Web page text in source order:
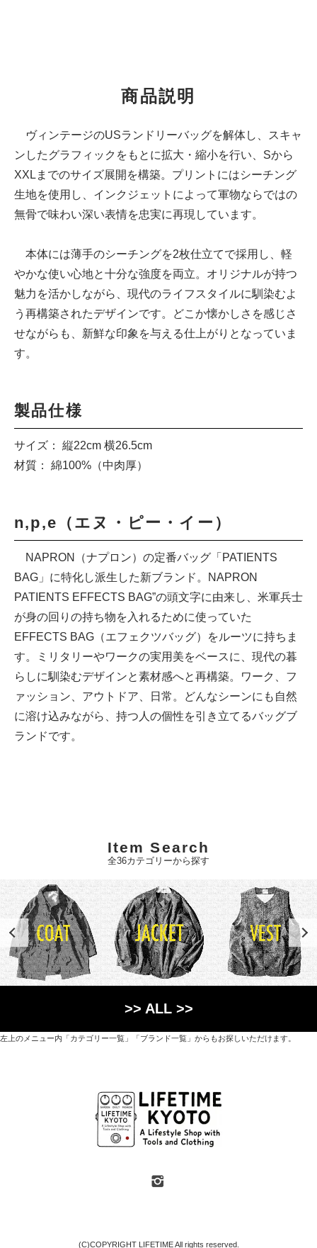
商品説明
ヴィンテージのUSランドリーバッグを解体し、スキャ
ンしたグラフィックをもとに拡大・縮小を行い、Sから
XXLまでのサイズ展開を構築。プリントにはシーチング
生地を使用し、インクジェットによって軍物ならではの
無骨で味わい深い表情を忠実に再現しています。
本体には薄手のシーチングを2枚仕立てで採用し、軽
やかな使い心地と十分な強度を両立。オリジナルが持つ
魅力を活かしながら、現代のライフスタイルに馴染むよ
う再構築されたデザインです。どこか懐かしさを感じさ
せながらも、新鮮な印象を与える仕上がりとなっていま
す。
製品仕様
サイズ： 縦22cm 横26.5cm
材質： 綿100%（中肉厚）
n,p,e（エヌ・ピー・イー）
NAPRON（ナプロン）の定番バッグ「PATIENTS
BAG」に特化し派生した新ブランド。NAPRON
PATIENTS EFFECTS BAG”の頭文字に由来し、米軍兵士
が身の回りの持ち物を入れるために使っていた
EFFECTS BAG（エフェクツバッグ）をルーツに持ちま
す。ミリタリーやワークの実用美をベースに、現代の暮
らしに馴染むデザインと素材感へと再構築。ワーク、フ
ァッション、アウトドア、日常。どんなシーンにも自然
に溶け込みながら、持つ人の個性を引き立てるバッグブ
ランドです。
Item Search
全36カテゴリーから探す
>> ALL >>
左上のメニュー内「カテゴリー一覧」「ブランド一覧」からもお探しいただけます。
オリジナルを含むファッションアイテムが中心の
京都・紫野にあるライフスタイルショップです。
京都府京都市北区紫野上築山町21（1階と2階）
定休日 / 水・日曜
(C)COPYRIGHT LIFETIME All rights reserved.